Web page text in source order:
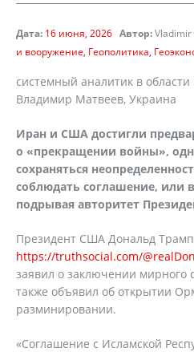
Дата: 16 июня, 2026 Автор:
и вооружение Геополитика
cистемный аналитик в области
Владимир Матвеев, Украина
Иран и США достигли
о «прекращении войны»,
сохраняться
соблюдать соглашение, или
подрывая авторитет
Президент США Дональд
https://truthsocial.com/
заявил о заключении мирного
также объявил об открытии
разминировании.
«Соглашение с Исламской